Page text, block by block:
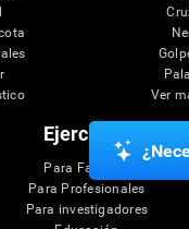
Ver
Ejercicios
Para Familias
Para Profesionales
Para investigadores